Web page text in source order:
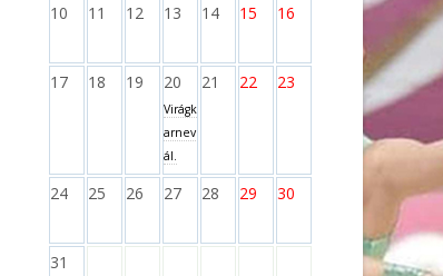
10 11 12 13 14 15 16
17 18 19 20
Virágk
arnev
ál.
21 22 23
24 25 26 27 28 29 30
31